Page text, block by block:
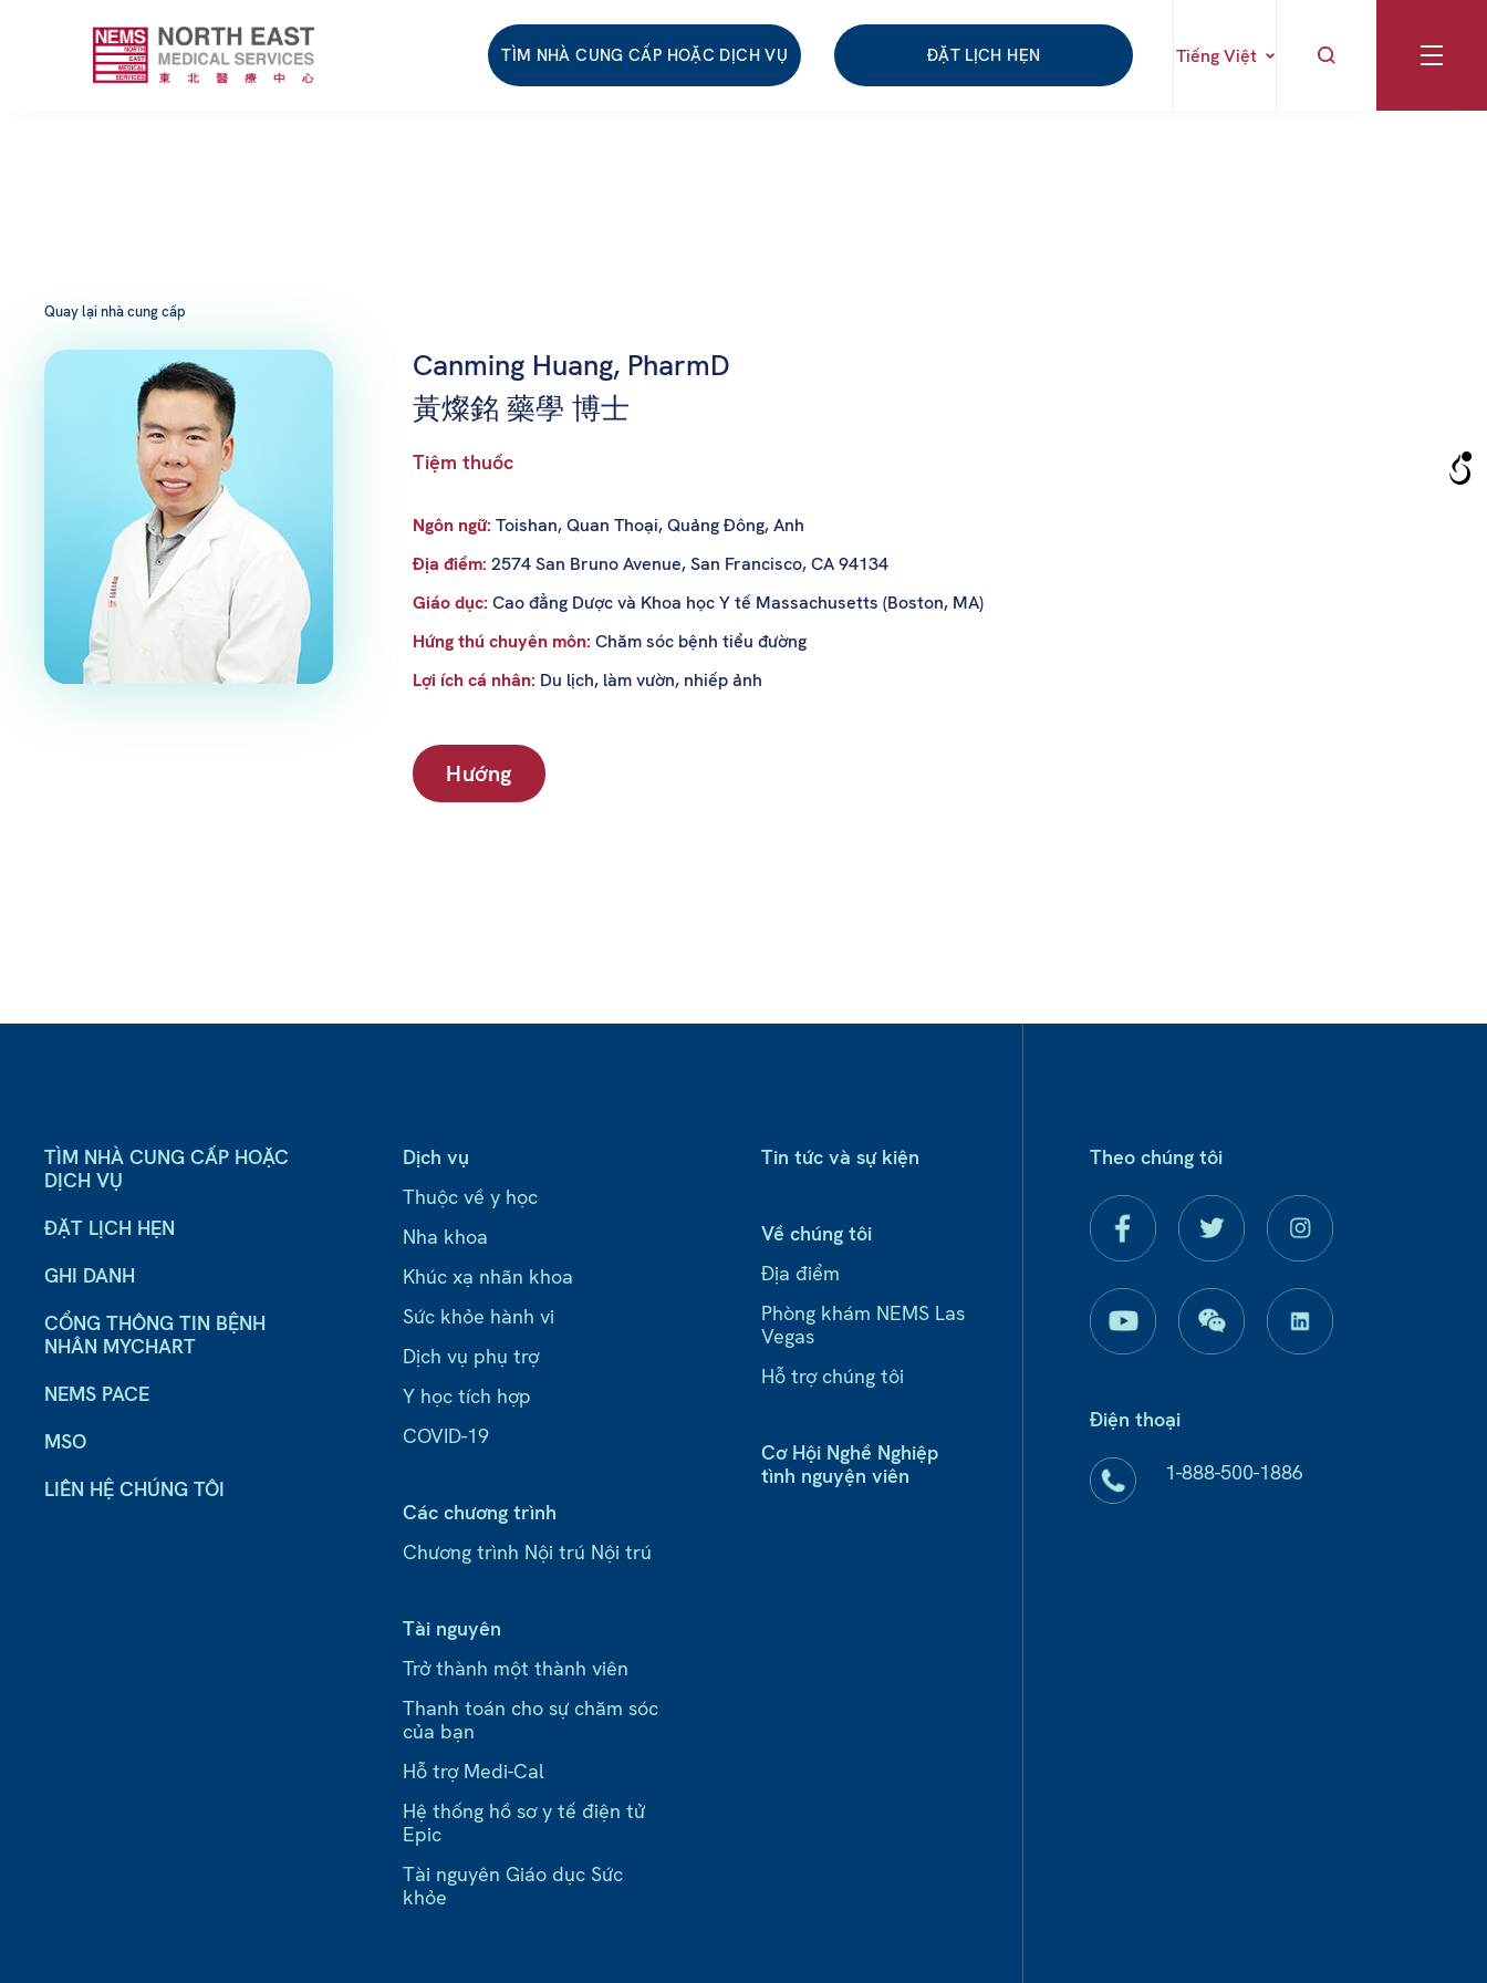
TÌM NHÀ CUNG CẤP HOẶC DỊCH VỤ ĐẶT LỊCH HẸN Tiếng Việt
Quay lại nhà cung cấp
Canming Huang, PharmD
黃燦銘 藥學 博士
Tiệm thuốc
Ngôn ngữ: Toishan, Quan Thoại, Quảng Đông, Anh
Địa điểm: 2574 San Bruno Avenue, San Francisco, CA 94134
Giáo dục: Cao đẳng Dược và Khoa học Y tế Massachusetts (Boston, MA)
Hứng thú chuyên môn: Chăm sóc bệnh tiểu đường
Lợi ích cá nhân: Du lịch, làm vườn, nhiếp ảnh
Hướng
TÌM NHÀ CUNG CẤP HOẶC
DỊCH VỤ
ĐẶT LỊCH HẸN
GHI DANH
CỔNG THÔNG TIN BỆNH
NHÂN MYCHART
NEMS PACE
MSO
LIÊN HỆ CHÚNG TÔI
Dịch vụ
Thuộc về y học
Nha khoa
Khúc xạ nhãn khoa
Sức khỏe hành vi
Dịch vụ phụ trợ
Y học tích hợp
COVID-19
Các chương trình
Chương trình Nội trú Nội trú
Tài nguyên
Trở thành một thành viên
Thanh toán cho sự chăm sóc
của bạn
Hỗ trợ Medi-Cal
Hệ thống hồ sơ y tế điện tử
Epic
Tài nguyên Giáo dục Sức
khỏe
Tin tức và sự kiện
Về chúng tôi
Địa điểm
Phòng khám NEMS Las
Vegas
Hỗ trợ chúng tôi
Cơ Hội Nghề Nghiệp
tình nguyện viên
Theo chúng tôi
Điện thoại
1-888-500-1886